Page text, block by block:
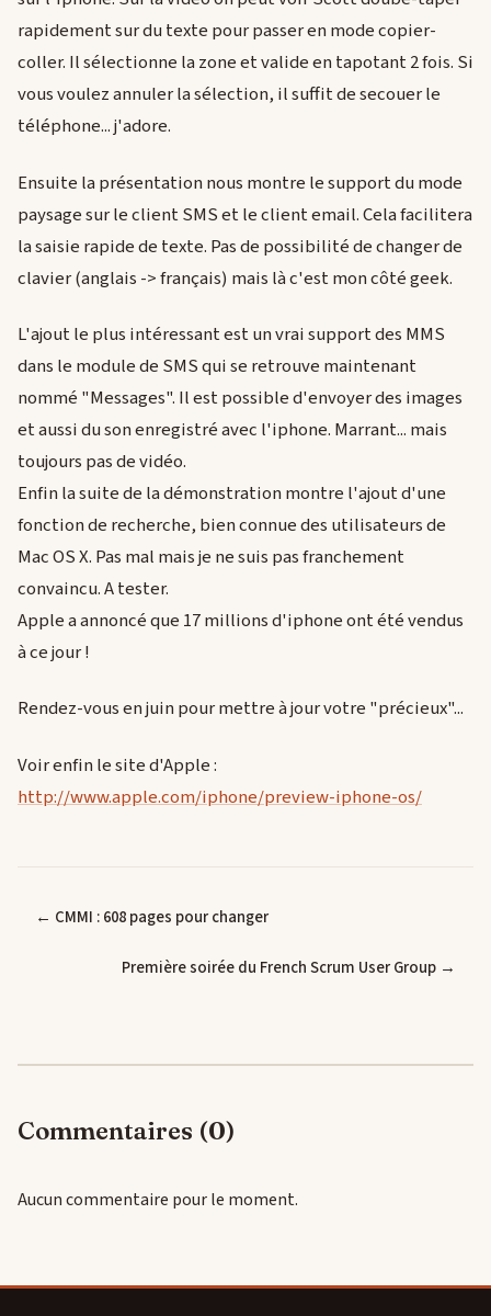
rapidement sur du texte pour passer en mode copier-
coller. Il sélectionne la zone et valide en tapotant 2 fois. Si
vous voulez annuler la sélection, il suffit de secouer le
téléphone... j'adore.
Ensuite la présentation nous montre le support du mode
paysage sur le client SMS et le client email. Cela facilitera
la saisie rapide de texte. Pas de possibilité de changer de
clavier (anglais -> français) mais là c'est mon côté geek.
L'ajout le plus intéressant est un vrai support des MMS
dans le module de SMS qui se retrouve maintenant
nommé "Messages". Il est possible d'envoyer des images
et aussi du son enregistré avec l'iphone. Marrant... mais
toujours pas de vidéo.
Enfin la suite de la démonstration montre l'ajout d'une
fonction de recherche, bien connue des utilisateurs de
Mac OS X. Pas mal mais je ne suis pas franchement
convaincu. A tester.
Apple a annoncé que 17 millions d'iphone ont été vendus
à ce jour !
Rendez-vous en juin pour mettre à jour votre "précieux"...
Voir enfin le site d'Apple :
http://www.apple.com/iphone/preview-iphone-os/
← CMMI : 608 pages pour changer
Première soirée du French Scrum User Group →
Commentaires (0)
Aucun commentaire pour le moment.